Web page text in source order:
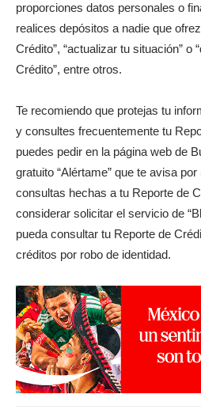
proporciones datos personales o
realices depósitos a nadie que
Crédito”, “actualizar tu situación” o
Crédito”, entre otros.
Te recomiendo que protejas tu
y consultes frecuentemente tu
puedes pedir en la página web de
gratuito “Alértame” que te avisa
consultas hechas a tu Reporte de
considerar solicitar el servicio de
pueda consultar tu Reporte de
créditos por robo de identidad.